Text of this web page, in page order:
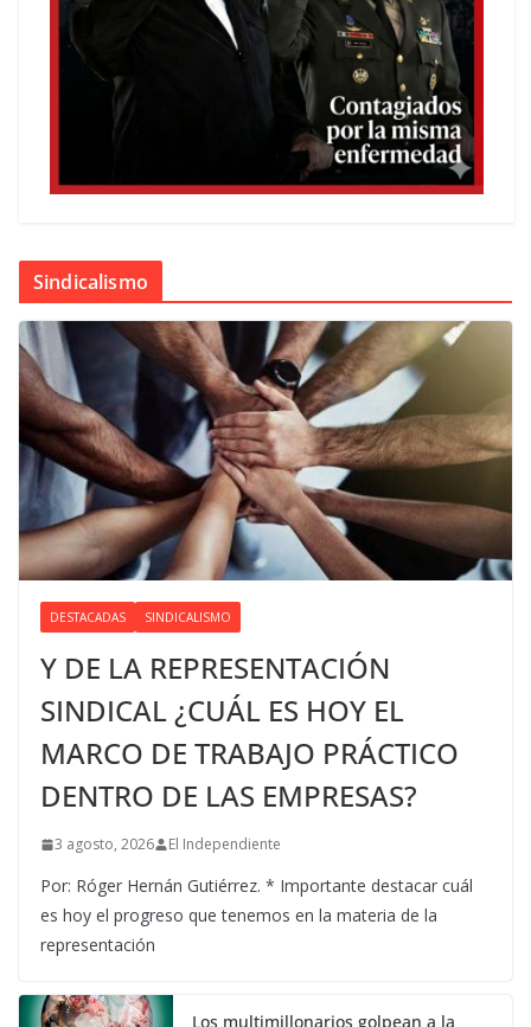
Sindicalismo
DESTACADAS SINDICALISMO
Y DE LA REPRESENTACIÓN
SINDICAL ¿CUÁL ES HOY EL
MARCO DE TRABAJO PRÁCTICO
DENTRO DE LAS EMPRESAS?
3 agosto, 2026 El Independiente
Por: Róger Hernán Gutiérrez. * Importante destacar cuál
es hoy el progreso que tenemos en la materia de la
representación
Los multimillonarios golpean a la